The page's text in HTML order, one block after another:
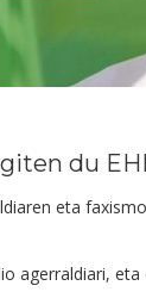
du
eta
agerraldiari,